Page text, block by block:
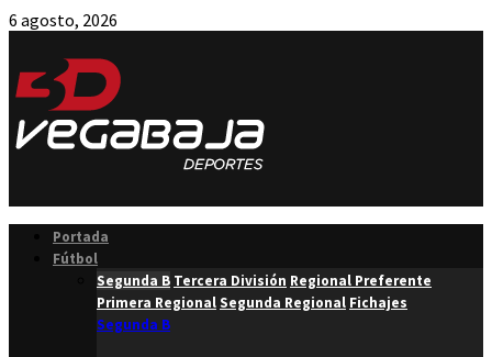
6 agosto, 2026
Portada
Fútbol
Segunda B Tercera División Regional Preferente
Primera RegionalSegunda Regional Fichajes
Segunda B